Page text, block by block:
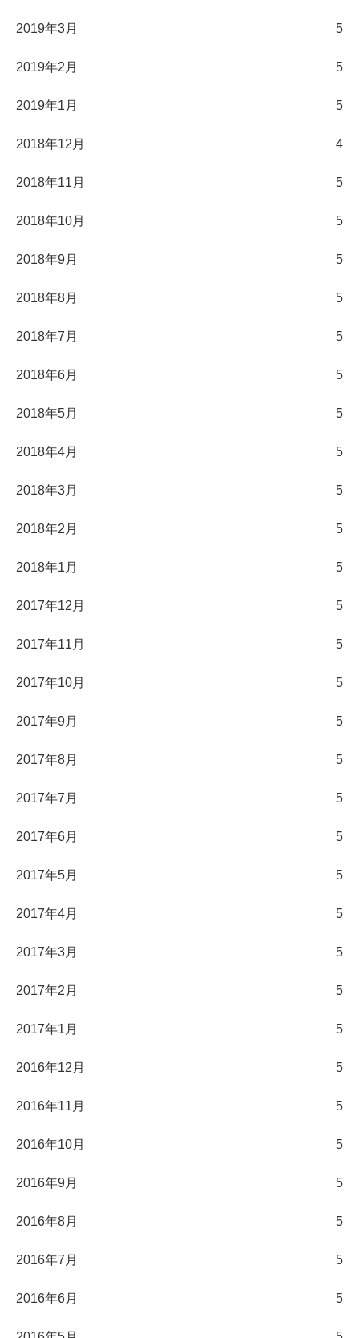
2019年3月 5
2019年2月 5
2019年1月 5
2018年12月 4
2018年11月 5
2018年10月 5
2018年9月 5
2018年8月 5
2018年7月 5
2018年6月 5
2018年5月 5
2018年4月 5
2018年3月 5
2018年2月 5
2018年1月 5
2017年12月 5
2017年11月 5
2017年10月 5
2017年9月 5
2017年8月 5
2017年7月 5
2017年6月 5
2017年5月 5
2017年4月 5
2017年3月 5
2017年2月 5
2017年1月 5
2016年12月 5
2016年11月 5
2016年10月 5
2016年9月 5
2016年8月 5
2016年7月 5
2016年6月 5